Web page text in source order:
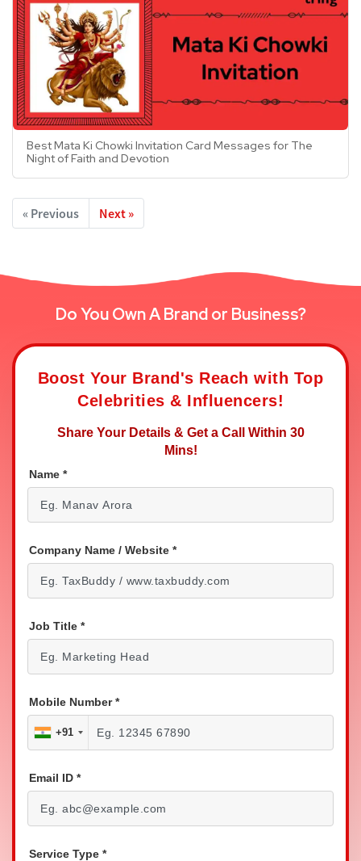
Best Mata Ki Chowki Invitation Card Messages for The
Night of Faith and Devotion
« Previous Next »
Do You Own A Brand or Business?
Boost Your Brand's Reach with Top
Celebrities & Influencers!
Share Your Details & Get a Call Within 30
Mins!
Name *
Company Name / Website *
Job Title *
Mobile Number*
+91
Email ID *
Service Type *